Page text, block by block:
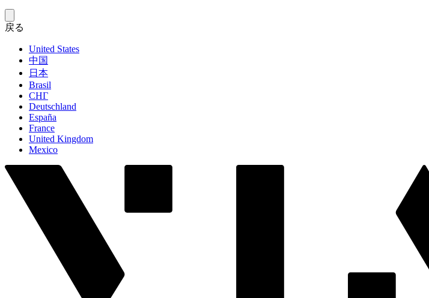
戻る
United States
中国
日本
Brasil
СНГ
Deutschland
España
France
United Kingdom
Mexico